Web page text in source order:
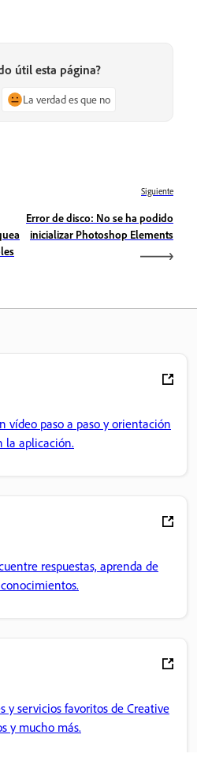
útil esta página?
La verdad es que no
Siguiente
Error de disco: No se ha podido
inicializar Photoshop Elements
vídeo paso a paso y orientación
la aplicación.
respuestas, aprenda de
y servicios favoritos de Creative
y mucho más.